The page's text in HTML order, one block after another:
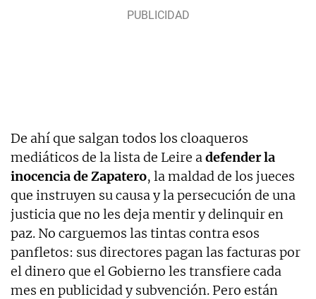
De ahí que salgan todos los cloaqueros
mediáticos de la lista de Leire adefender la
inocencia de Zapatero, la maldad de los jueces
que instruyen su causa y la persecución de una
justicia que no les deja mentir y delinquir en
paz. No carguemos las tintas contra esos
panfletos: sus directores pagan las facturas por
el dinero que el Gobierno les transfiere cada
mes en publicidad y subvención. Pero están